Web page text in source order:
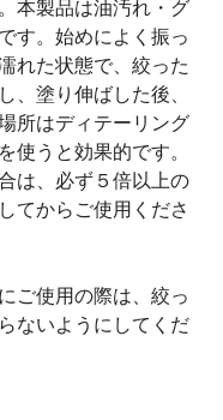
本製品は油汚れ・グ
す。始めによく振っ
れた状態で、絞った
、塗り伸ばした後、
所はディテーリング
使うと効果的です。
は、必ず５倍以上の
てからご使用くださ
ご使用の際は、絞っ
ないようにしてくだ